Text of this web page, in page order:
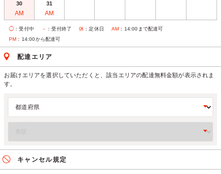
30
AM
31
AM
◯ ：受付中 － ：受付終了 休 ：定休日 AM ：14:00まで配達可
PM ：14:00から配達可
配達エリア
お届けエリアを選択していただくと、該当エリアの配達無料金額が表示されま
す。
キャンセル規定